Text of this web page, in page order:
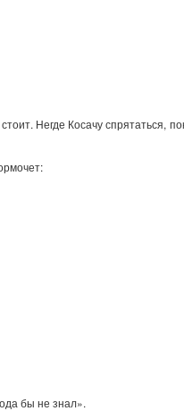
Негде Косачу спрятаться,
бы не знал».